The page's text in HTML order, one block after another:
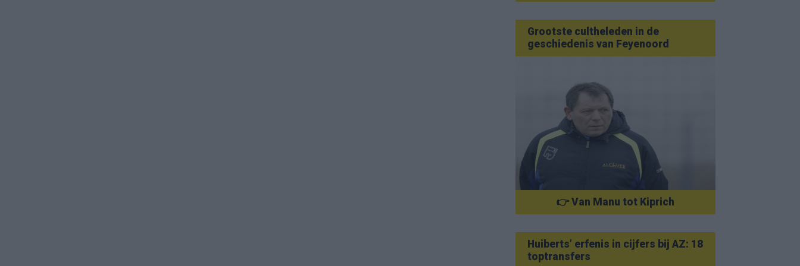
Grootste cultheleden in de
geschiedenis van Feyenoord
👉 Van Manu tot Kiprich
Huiberts’ erfenis in cijfers bij AZ: 18
toptransfers